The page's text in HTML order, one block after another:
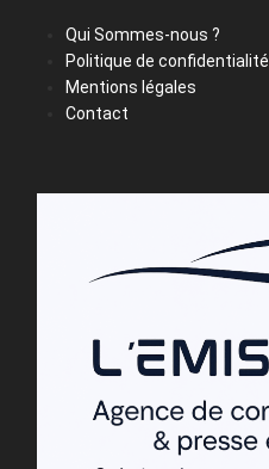
Qui Sommes-nous ?
Politique de confidentialité
Mentions légales
Contact